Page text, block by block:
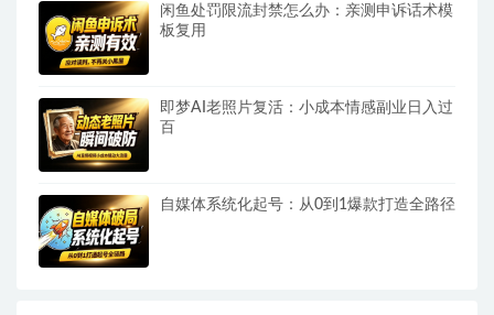
闲鱼处罚限流封禁怎么办：亲测申诉话术模
板复用
即梦AI老照片复活：小成本情感副业日入过
百
自媒体系统化起号：从0到1爆款打造全路径